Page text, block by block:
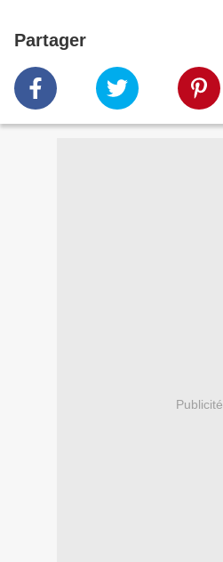
Partager
Publicité